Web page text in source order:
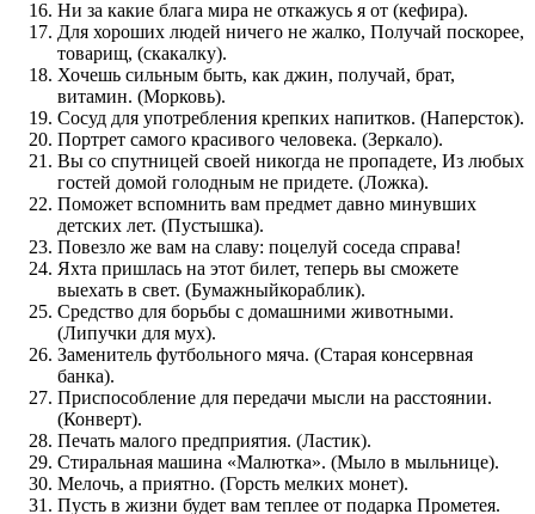
Ни за какие блага мира не откажусь я от (кефира).
Для хороших людей ничего не жалко, Получай поскорее,
товарищ, (скакалку).
Хочешь сильным быть, как джин, получай, брат,
витамин. (Морковь).
Сосуд для употребления крепких напитков. (Наперсток).
Портрет самого красивого человека. (Зеркало).
Вы со спутницей своей никогда не пропадете, Из любых
гостей домой голодным не придете. (Ложка).
Поможет вспомнить вам предмет давно минувших
детских лет. (Пустышка).
Повезло же вам на славу: поцелуй соседа справа!
Яхта пришлась на этот билет, теперь вы сможете
выехать в свет. (Бумажныйкораблик).
Средство для борьбы с домашними животными.
(Липучки для мух).
Заменитель футбольного мяча. (Старая консервная
банка).
Приспособление для передачи мысли на расстоянии.
(Конверт).
Печать малого предприятия. (Ластик).
Стиральная машина «Малютка». (Мыло в мыльнице).
Мелочь, а приятно. (Горсть мелких монет).
Пусть в жизни будет вам теплее от подарка Прометея.